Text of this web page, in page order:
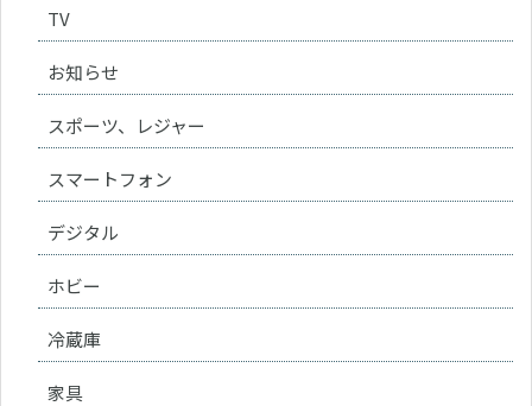
TV
お知らせ
スポーツ、レジャー
スマートフォン
デジタル
ホビー
冷蔵庫
家具